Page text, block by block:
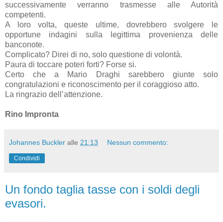
successivamente verranno trasmesse alle Autorità
competenti.
A loro volta, queste ultime, dovrebbero svolgere le
opportune indagini sulla legittima provenienza delle
banconote.
Complicato? Direi di no, solo questione di volontà.
Paura di toccare poteri forti? Forse si.
Certo che a Mario Draghi sarebbero giunte solo
congratulazioni e riconoscimento per il coraggioso atto.
La ringrazio dell’attenzione.
Rino Impronta
Johannes Buckler alle 21:13 Nessun commento:
Condividi
Un fondo taglia tasse con i soldi degli
evasori.